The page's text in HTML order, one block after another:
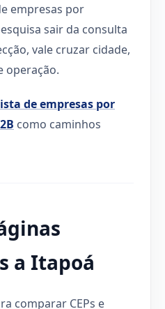
empresas por
sair da consulta
vale cruzar cidade,
operação.
de empresas por
como caminhos
a Itapoá
comparar CEPs e